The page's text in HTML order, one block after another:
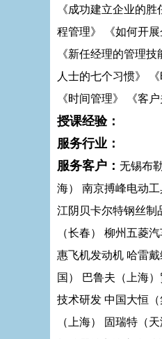
《成功建立企业的
程管理》 《如何开
《新任经理的管理
人士的七个习惯》
《时间管理》 《客
授课经验：
服务行业：
服务客户： 无锡布
海） 南京搏峰电动
江阴贝卡尔特钢丝制
（长春） 柳州五菱
惠飞机发动机 哈雷
国） 巴鲁夫（上海
技术研发 中国大恒
（上海） 固瑞特（